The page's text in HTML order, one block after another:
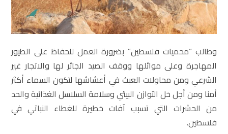
وطالب “محميات فلسطين” بضرورة العمل للحفاظ على الطيور
المهاجرة وعلى موائلها ووقف الصيد الجائر لها والاتجار غير
الشرعي ومن محاولات العبث في أعشاشها لتكون السماء أكثر
أمنا ومن أجل خل التوازن البيئي وسلامة السلاسل الغذائية والحد
من الحشرات التي تسبب آفات خطيرة للغطاء النباتي في
فلسطين.